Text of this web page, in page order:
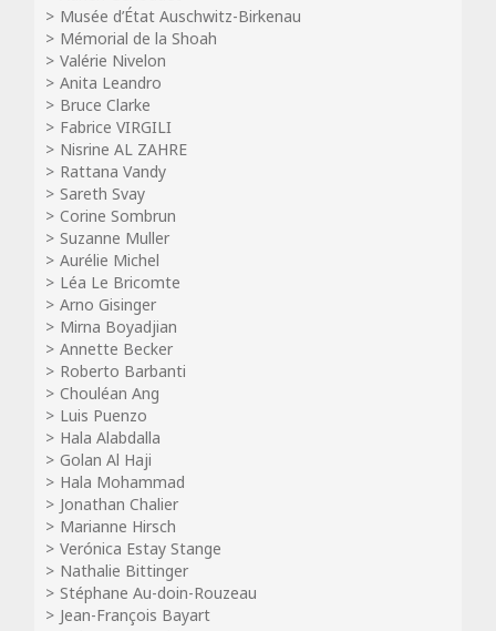
Musée d’État Auschwitz-Birkenau
Mémorial de la Shoah
Valérie Nivelon
Anita Leandro
Bruce Clarke
Fabrice VIRGILI
Nisrine AL ZAHRE
Rattana Vandy
Sareth Svay
Corine Sombrun
Suzanne Muller
Aurélie Michel
Léa Le Bricomte
Arno Gisinger
Mirna Boyadjian
Annette Becker
Roberto Barbanti
Chouléan Ang
Luis Puenzo
Hala Alabdalla
Golan Al Haji
Hala Mohammad
Jonathan Chalier
Marianne Hirsch
Verónica Estay Stange
Nathalie Bittinger
Stéphane Au-doin-Rouzeau
Jean-François Bayart